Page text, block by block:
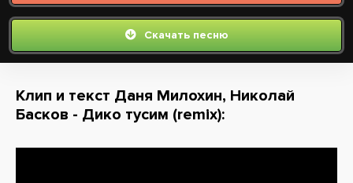
Скачать песню
Клип и текст Даня Милохин, Николай
Басков - Дико тусим (remix):